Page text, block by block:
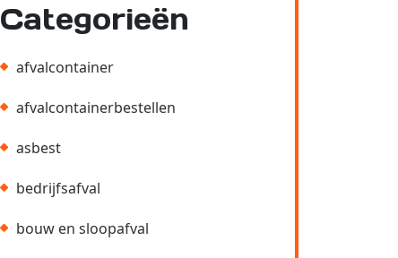
Categorieën
afvalcontainer
afvalcontainerbestellen
asbest
bedrijfsafval
bouw en sloopafval